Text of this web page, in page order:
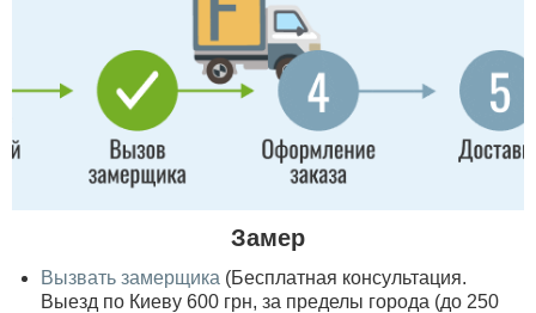
Замер
Вызвать замерщика (Бесплатная консультация.
Выезд по Киеву 600 грн, за пределы города (до 250